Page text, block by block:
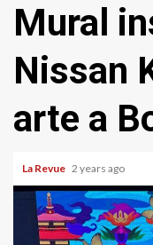
Mural
Nissan
arte a
La Revue 2 years ago